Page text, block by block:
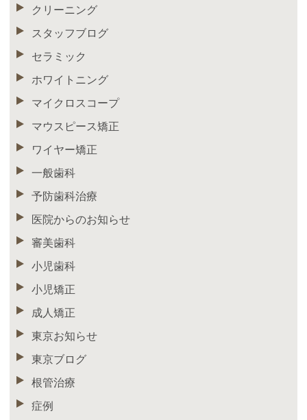
クリーニング
スタッフブログ
セラミック
ホワイトニング
マイクロスコープ
マウスピース矯正
ワイヤー矯正
一般歯科
予防歯科治療
医院からのお知らせ
審美歯科
小児歯科
小児矯正
成人矯正
東京お知らせ
東京ブログ
根管治療
症例